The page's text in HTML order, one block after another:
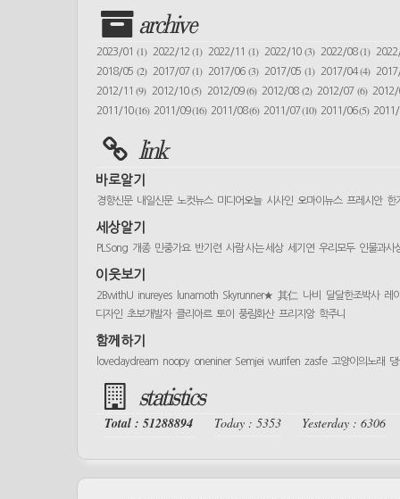
archive
2023/01 (1) 2022/12(1) 2022/11(1) 2022/10 (3) 2022/08(1)
2018/05 (2) 2017/07(1) 2017/06(3) 2017/05 (1) 2017/04(4)
2012/11(9) 2012/10(5) 2012/09(6) 2012/08 (2) 2012/07 (6)
2011/10(16) 2011/09(16) 2011/08(6) 2011/07(10) 2011/06(5)
link
바로알기
경향신문 내일신문 노컷뉴스 미디어오늘 시사인 오마이뉴스 프레시안 한
세상알기
PLSong 개종 민중가요 반기련 사람 사는 세상 세기연 우리모두 인물과사
이웃보기
2BwithU inureyes lunamoth Skyrunner★ 其仁 나비 달달한조박사 레
디자인 초보개발자 클리아르 토이 풍림화산 프리지앙 학주니
함께하기
lovedaydream noopy oneniner Semjei wurifen zasfe 고양이의노래
statistics
Total : 51288894 Today : 5353 Yesterday : 6306